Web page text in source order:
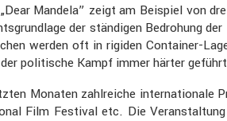
Mandela” zeigt am Beispiel von
der ständigen Bedro­hung
werden oft in rigiden Container-
politi­sche Kampf immer härter
Monaten zahlreiche inter­na­tio­nale
Film Festival etc. Die